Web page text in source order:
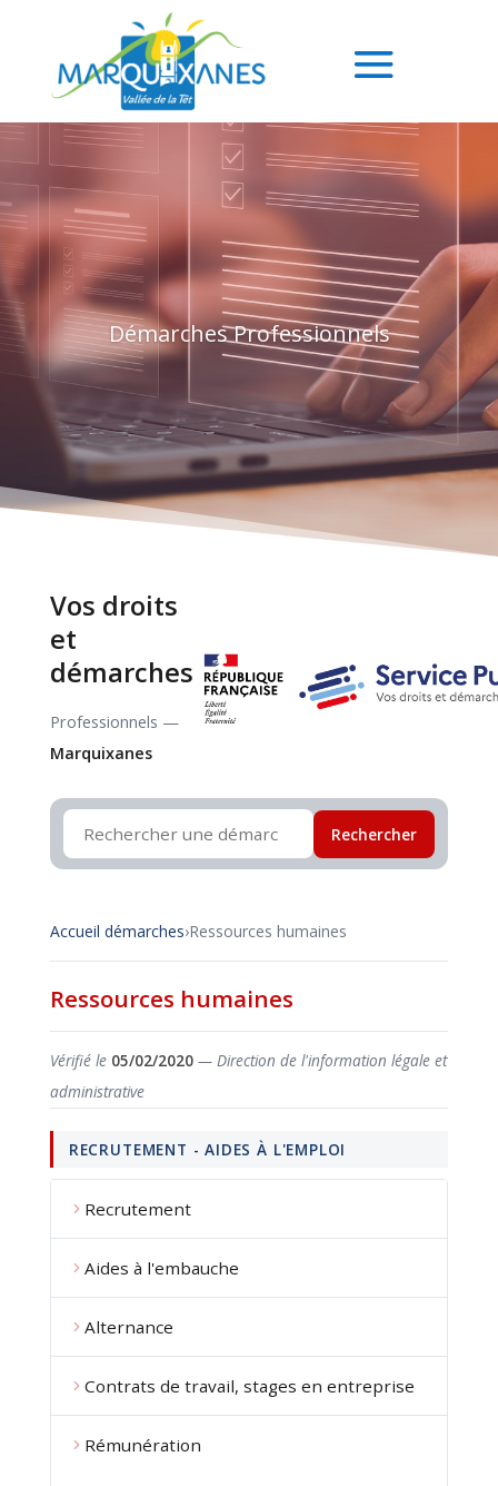
Démarches Professionnels
Vos droits
et
démarches
Professionnels —
Marquixanes
Rechercher
Accueil démarches›Ressources humaines
Ressources humaines
Vérifié le 05/02/2020— Direction de l'information légale et
administrative
RECRUTEMENT - AIDES À L'EMPLOI
Recrutement
Aides à l'embauche
Alternance
Contrats de travail, stages en entreprise
Rémunération